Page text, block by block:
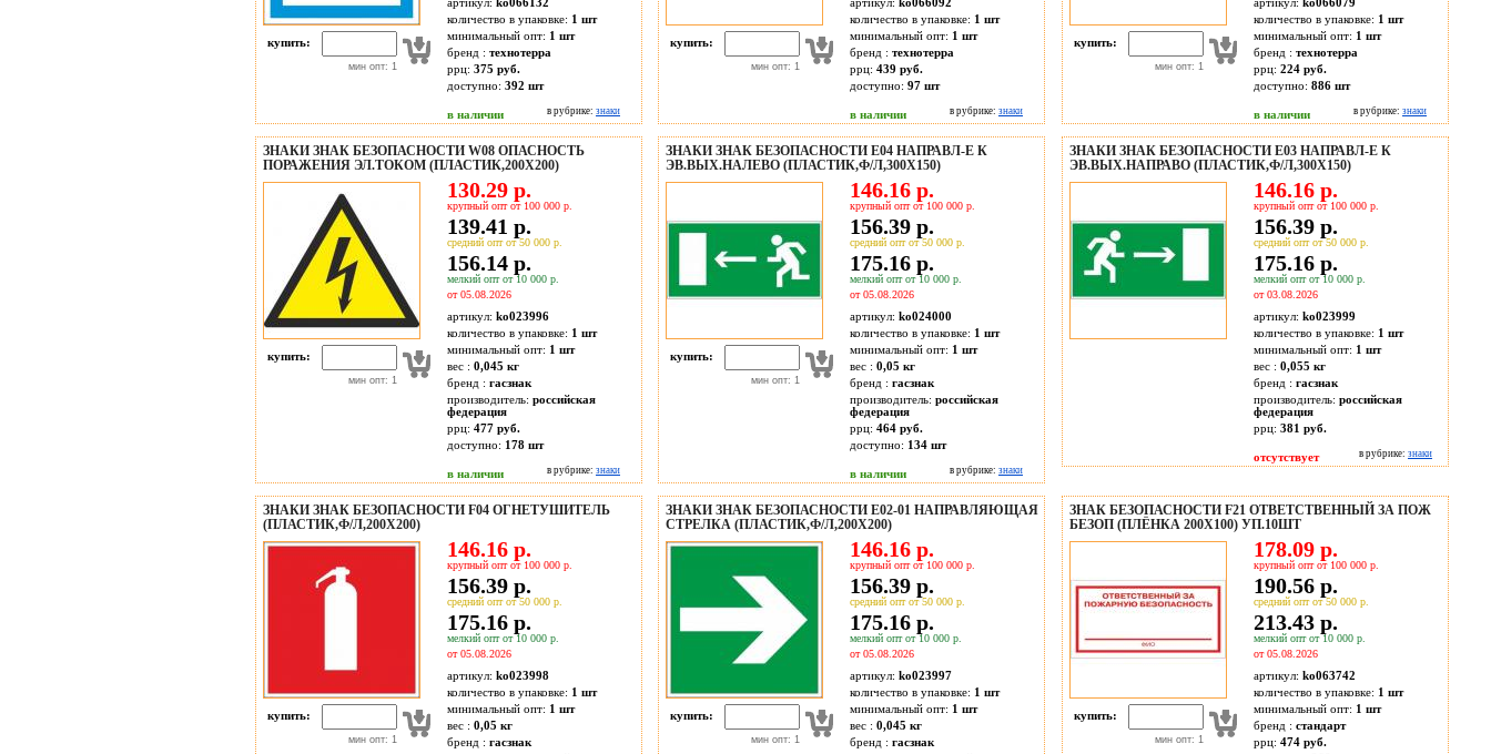
купить:
мин опт: 1
количество в упаковке: 1 шт
минимальный опт: 1 шт
бренд : технотерра
ррц: 375 руб.
доступно: 392 шт
в наличии в рубрике: знаки
купить:
мин опт: 1
количество в упаковке: 1 шт
минимальный опт: 1 шт
бренд : технотерра
ррц: 439 руб.
доступно: 97 шт
в наличии в рубрике: знаки
купить:
мин опт: 1
количество в упаковке: 1 шт
минимальный опт: 1 шт
бренд : технотерра
ррц: 224 руб.
доступно: 886 шт
в наличии в рубрике: знаки
ЗНАКИ ЗНАК БЕЗОПАСНОСТИ W08 ОПАСНОСТЬ
ПОРАЖЕНИЯ ЭЛ.ТОКОМ (ПЛАСТИК,200Х200)
купить:
мин опт: 1
130.29 р.
крупный опт от 100 000 р.
139.41 р.
средний опт от 50 000 р.
156.14 р.
мелкий опт от 10 000 р.
от 05.08.2026
артикул: ko023996
количество в упаковке: 1 шт
минимальный опт: 1 шт
вес : 0,045 кг
бренд : гасзнак
производитель: российская
федерация
ррц: 477 руб.
доступно: 178 шт
в наличии в рубрике: знаки
ЗНАКИ ЗНАК БЕЗОПАСНОСТИ E04 НАПРАВЛ-Е К
ЭВ.ВЫХ.НАЛЕВО (ПЛАСТИК,Ф/Л,300Х150)
купить:
мин опт: 1
146.16 р.
крупный опт от 100 000 р.
156.39 р.
средний опт от 50 000 р.
175.16 р.
мелкий опт от 10 000 р.
от 05.08.2026
артикул: ko024000
количество в упаковке: 1 шт
минимальный опт: 1 шт
вес : 0,05 кг
бренд : гасзнак
производитель: российская
федерация
ррц: 464 руб.
доступно: 134 шт
в наличии в рубрике: знаки
ЗНАКИ ЗНАК БЕЗОПАСНОСТИ E03 НАПРАВЛ-Е К
ЭВ.ВЫХ.НАПРАВО (ПЛАСТИК,Ф/Л,300Х150)
146.16 р.
крупный опт от 100 000 р.
156.39 р.
средний опт от 50 000 р.
175.16 р.
мелкий опт от 10 000 р.
от 03.08.2026
артикул: ko023999
количество в упаковке: 1 шт
минимальный опт: 1 шт
вес : 0,055 кг
бренд : гасзнак
производитель: российская
федерация
ррц: 381 руб.
отсутствует в рубрике: знаки
ЗНАКИ ЗНАК БЕЗОПАСНОСТИ F04 ОГНЕТУШИТЕЛЬ
(ПЛАСТИК,Ф/Л,200Х200)
купить:
мин опт: 1
146.16 р.
крупный опт от 100 000 р.
156.39 р.
средний опт от 50 000 р.
175.16 р.
мелкий опт от 10 000 р.
от 05.08.2026
артикул: ko023998
количество в упаковке: 1 шт
минимальный опт: 1 шт
вес : 0,05 кг
бренд : гасзнак
ЗНАКИ ЗНАК БЕЗОПАСНОСТИ E02-01 НАПРАВЛЯЮЩАЯ
СТРЕЛКА (ПЛАСТИК,Ф/Л,200Х200)
купить:
мин опт: 1
146.16 р.
крупный опт от 100 000 р.
156.39 р.
средний опт от 50 000 р.
175.16 р.
мелкий опт от 10 000 р.
от 05.08.2026
артикул: ko023997
количество в упаковке: 1 шт
минимальный опт: 1 шт
вес : 0,045 кг
бренд : гасзнак
ЗНАК БЕЗОПАСНОСТИ F21 ОТВЕТСТВЕННЫЙ ЗА ПОЖ
БЕЗОП (ПЛЁНКА 200Х100) УП.10ШТ
купить:
мин опт: 1
178.09 р.
крупный опт от 100 000 р.
190.56 р.
средний опт от 50 000 р.
213.43 р.
мелкий опт от 10 000 р.
от 05.08.2026
артикул: ko063742
количество в упаковке: 1 шт
минимальный опт: 1 шт
бренд : стандарт
ррц: 474 руб.